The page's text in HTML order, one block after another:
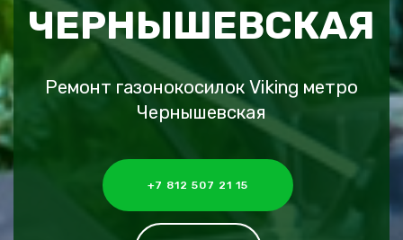
ЧЕРНЫШЕВСКАЯ
Ремонт газонокосилок Viking метро
Чернышевская
+7 812 507 21 15